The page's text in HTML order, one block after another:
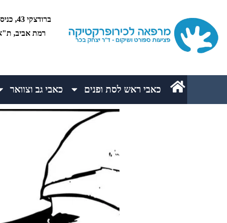
רמת אביב, ת"א
כאבי ראש לסת ופנים כאבי גב וצוואר